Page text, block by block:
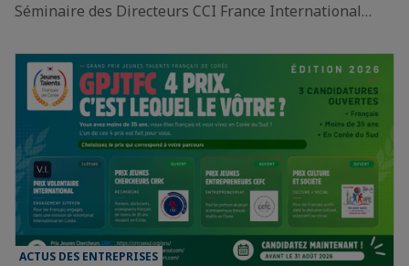
Séminaire des Directeurs CCI France International…
ACTUS DES ENTREPRISES